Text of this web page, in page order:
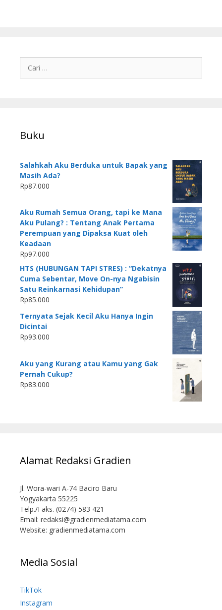
Buku
Salahkah Aku Berduka untuk Bapak yang
Masih Ada?
Rp87.000
Aku Rumah Semua Orang, tapi ke Mana
Aku Pulang? : Tentang Anak Pertama
Perempuan yang Dipaksa Kuat oleh
Keadaan
Rp97.000
HTS (HUBUNGAN TAPI STRES) : “Dekatnya
Cuma Sebentar, Move On-nya Ngabisin
Satu Reinkarnasi Kehidupan”
Rp85.000
Ternyata Sejak Kecil Aku Hanya Ingin
Dicintai
Rp93.000
Aku yang Kurang atau Kamu yang Gak
Pernah Cukup?
Rp83.000
Alamat Redaksi Gradien
Jl. Wora-wari A-74 Baciro Baru
Yogyakarta 55225
Telp./Faks. (0274) 583 421
Email: redaksi@gradienmediatama.com
Website: gradienmediatama.com
Media Sosial
TikTok
Instagram